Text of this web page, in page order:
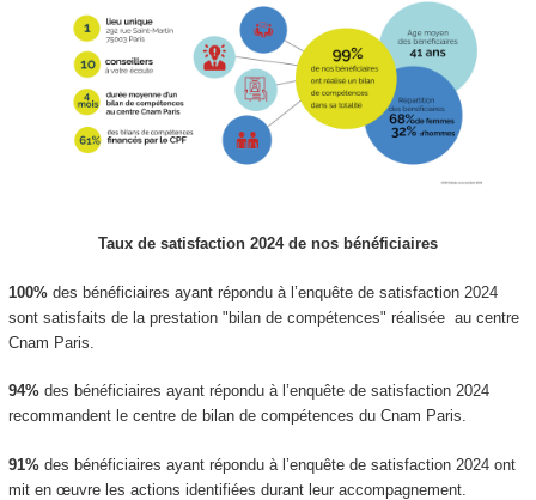
Taux de satisfaction 2024 de nos bénéficiaires
100% des bénéficiaires ayant répondu à l’enquête de satisfaction 2024
sont satisfaits de la prestation "bilan de compétences" réalisée au centre
Cnam Paris.
94% des bénéficiaires ayant répondu à l’enquête de satisfaction 2024
recommandent le centre de bilan de compétences du Cnam Paris.
91% des bénéficiaires ayant répondu à l’enquête de satisfaction 2024 ont
mit en œuvre les actions identifiées durant leur accompagnement.